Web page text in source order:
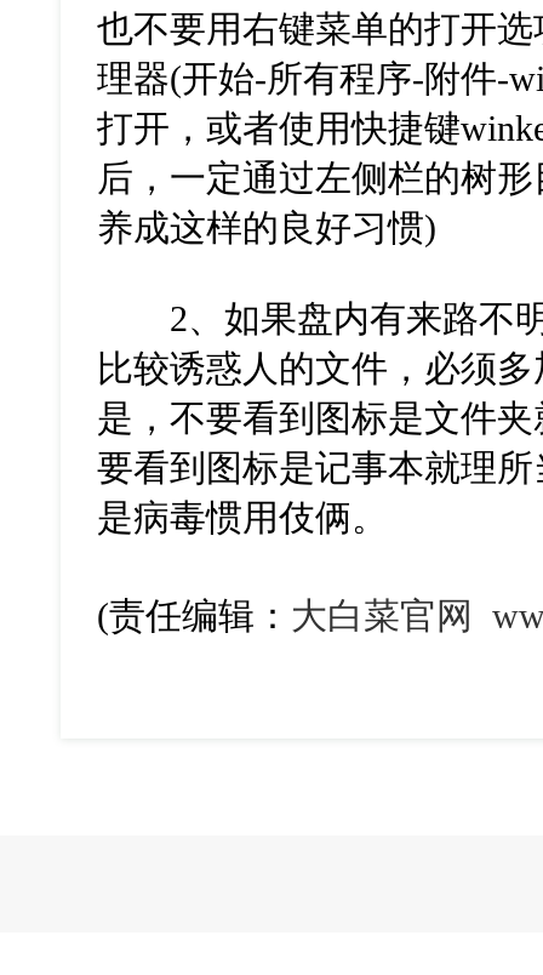
也不要用右键菜单的打开
理器(开始-所有程序-附件-
打开，或者使用快捷键
后，一定通过左侧栏的树
养成这样的良好习惯)
2、如果盘内有来路不
比较诱惑人的文件，必须
是，不要看到图标是文件
要看到图标是记事本就理
是病毒惯用伎俩。
(责任编辑： 大白菜官网